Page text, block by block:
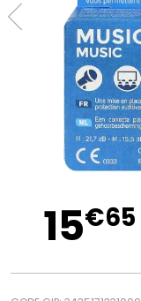
15€65